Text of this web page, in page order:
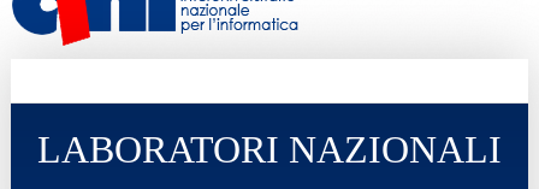
LABORATORI NAZIONALI